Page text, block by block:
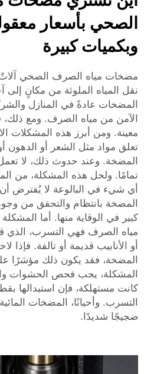
الصحي بأسعار
وبكميات كبيرة
مضخات مياه الصرف الصحي آلاتٌ
نقل المياه الملوثة من مكانٍ
المضخات عادةً في المنازل
الآمن من مياه الصرف. ومع ذلك،
معينة. ومن أبرز هذه المشكلات
تعلق مواد مثل الشعر أو الدهون
المضخة. وعند حدوث ذلك، لا
تمامًا. ولحل هذه المشكلة، من
أي شيء في البالوعة لا يُفترض
المضخة بانتظام والتحقق من
كبير في الوقاية منها. أما
مياه الصرف فهي التسرب، الذي
أو الأنابيب قديمة أو تالفة.
المضخة، فقد يكون ذلك مؤشرًا
المشكلة، يجب فحص الحشوات
كانت مستهلكة، فإن استبدالها
التسرب. وأحيانًا،
المضخات
ضجيجًا شديدًا.